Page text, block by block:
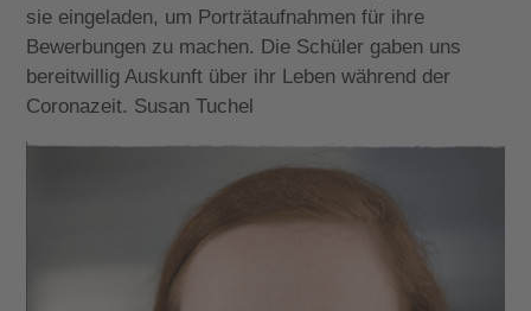
sie eingeladen, um Porträtaufnahmen für ihre
Bewerbungen zu machen. Die Schüler gaben uns
bereitwillig Auskunft über ihr Leben während der
Coronazeit. Susan Tuchel